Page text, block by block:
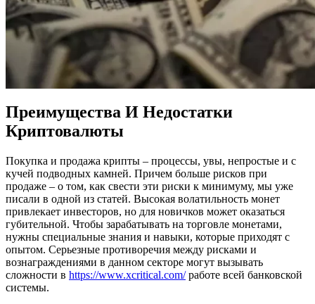
Преимущества И Недостатки
Криптовалюты
Покупка и продажа крипты – процессы, увы, непростые и с
кучей подводных камней. Причем больше рисков при
продаже – о том, как свести эти риски к минимуму, мы уже
писали в одной из статей. Высокая волатильность монет
привлекает инвесторов, но для новичков может оказаться
губительной. Чтобы зарабатывать на торговле монетами,
нужны специальные знания и навыки, которые приходят с
опытом. Серьезные противоречия между рисками и
вознаграждениями в данном секторе могут вызывать
сложности в https://www.xcritical.com/работе всей банковской
системы.